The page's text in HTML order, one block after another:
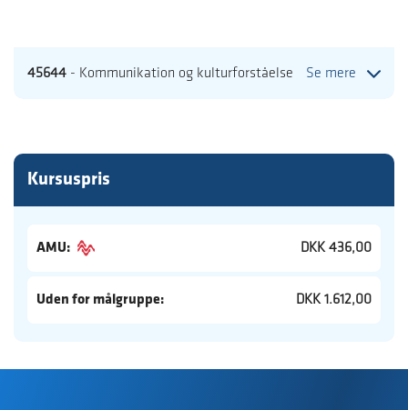
45644 - Kommunikation og kulturforståelse Se mere
Kursuspris
AMU: DKK 436,00
Uden for målgruppe: DKK 1.612,00